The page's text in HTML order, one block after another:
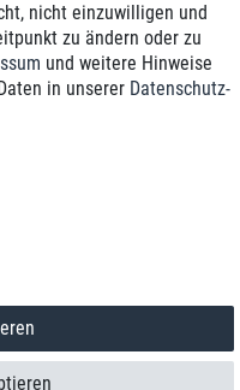
96160*
Freitag von 9 Uhr - 18 Uhr.
GmbH
nicht einzuwilligen und
zu ändern oder zu
und weitere Hinweise
in unserer Daten­schutz­